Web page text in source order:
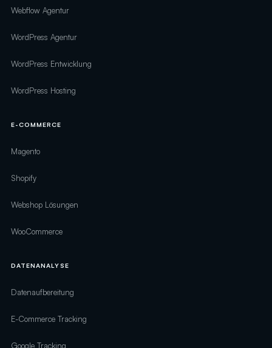
Webflow Agentur
WordPress Agentur
WordPress Entwicklung
WordPress Hosting
E-COMMERCE
Magento
Shopify
Webshop Lösungen
WooCommerce
DATENANALYSE
Datenaufbereitung
E-Commerce Tracking
Google Tracking